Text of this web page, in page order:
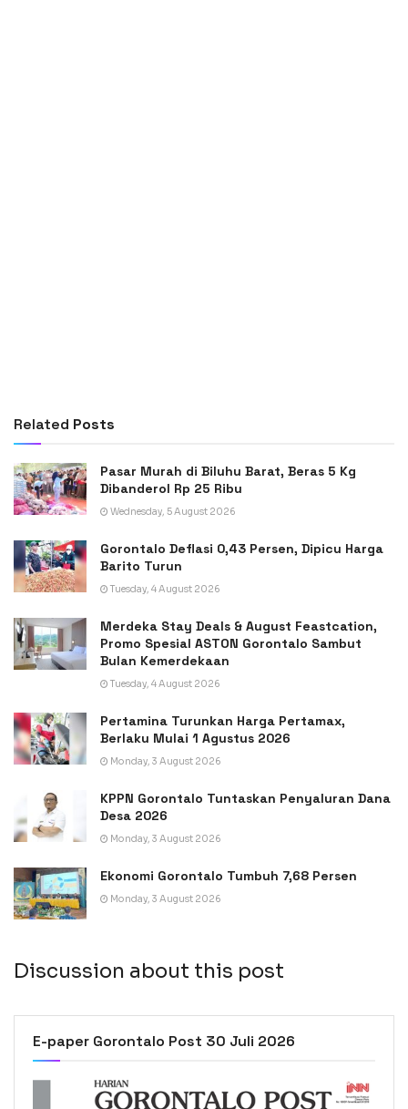
Related Posts
Pasar Murah di Biluhu Barat, Beras 5 Kg
Dibanderol Rp 25 Ribu
Wednesday, 5 August 2026
Gorontalo Deflasi 0,43 Persen, Dipicu Harga
Barito Turun
Tuesday, 4 August 2026
Merdeka Stay Deals & August Feastcation,
Promo Spesial ASTON Gorontalo Sambut
Bulan Kemerdekaan
Tuesday, 4 August 2026
Pertamina Turunkan Harga Pertamax,
Berlaku Mulai 1 Agustus 2026
Monday, 3 August 2026
KPPN Gorontalo Tuntaskan Penyaluran Dana
Desa 2026
Monday, 3 August 2026
Ekonomi Gorontalo Tumbuh 7,68 Persen
Monday, 3 August 2026
Discussion about this post
E-paper Gorontalo Post 30 Juli 2026